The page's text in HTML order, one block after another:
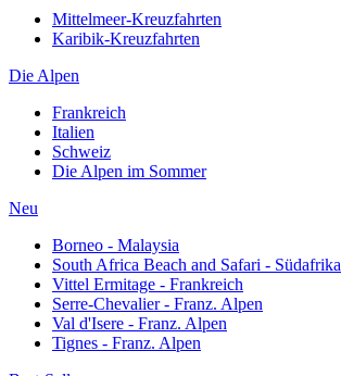
Mittelmeer-Kreuzfahrten
Karibik-Kreuzfahrten
Die Alpen
Frankreich
Italien
Schweiz
Die Alpen im Sommer
Neu
Borneo - Malaysia
South Africa Beach and Safari - Südafrika
Vittel Ermitage - Frankreich
Serre-Chevalier - Franz. Alpen
Val d'Isere - Franz. Alpen
Tignes - Franz. Alpen